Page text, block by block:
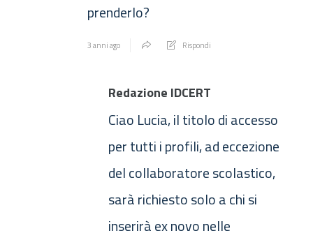
prenderlo?
3 anni ago Rispondi
Redazione IDCERT
Ciao Lucia, il titolo di accesso
per tutti i profili, ad eccezione
del collaboratore scolastico,
sarà richiesto solo a chi si
inserirà ex novo nelle